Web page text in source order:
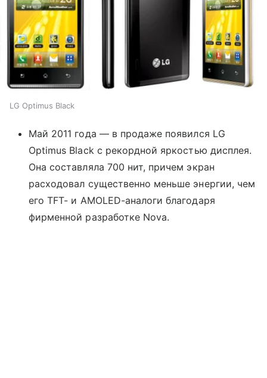
LG Optimus Black
Май 2011 года — в продаже появился LG
Optimus Black с рекордной яркостью дисплея.
Она составляла 700 нит, причем экран
расходовал существенно меньше энергии, чем
его TFT- и AMOLED-аналоги благодаря
фирменной разработке Nova.